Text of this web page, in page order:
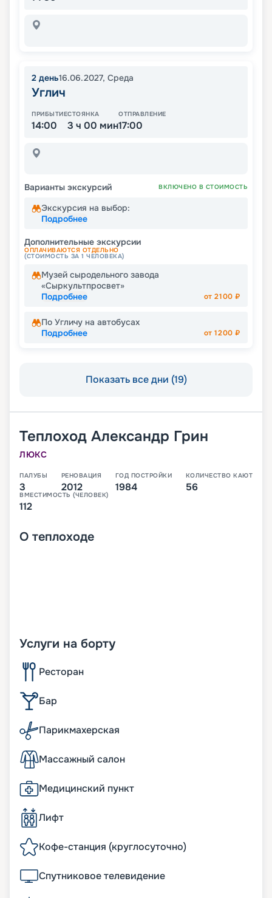
2 день16.06.2027, Среда
Углич
ПРИБЫТИЕ
14:00
СТОЯНКА
3 ч 00 мин
ОТПРАВЛЕНИЕ
17:00
Варианты экскурсий ВКЛЮЧЕНО В СТОИМОСТЬ
Экскурсия на выбор:
Подробнее
Дополнительные экскурсии
ОПЛАЧИВАЮТСЯ ОТДЕЛЬНО
(СТОИМОСТЬ ЗА 1 ЧЕЛОВЕКА)
Музей сыродельного завода
«Сыркультпросвет»
Подробнее
от2100 ₽
По Угличу на автобусах
Подробнее
от1200 ₽
Показать все дни (19)
Теплоход Александр Грин
ЛЮКС
ПАЛУБЫ
3
РЕНОВАЦИЯ
2012
ГОД ПОСТРОЙКИ
1984
КОЛИЧЕСТВО КАЮТ
56
ВМЕСТИМОСТЬ (ЧЕЛОВЕК)
112
О теплоходе
Услуги на борту
Ресторан
Бар
Парикмахерская
Массажный салон
Медицинский пункт
Лифт
Кофе-станция (круглосуточно)
Спутниковое телевидение